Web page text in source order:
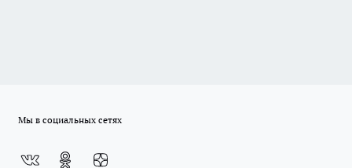
Мы в социальных сетях